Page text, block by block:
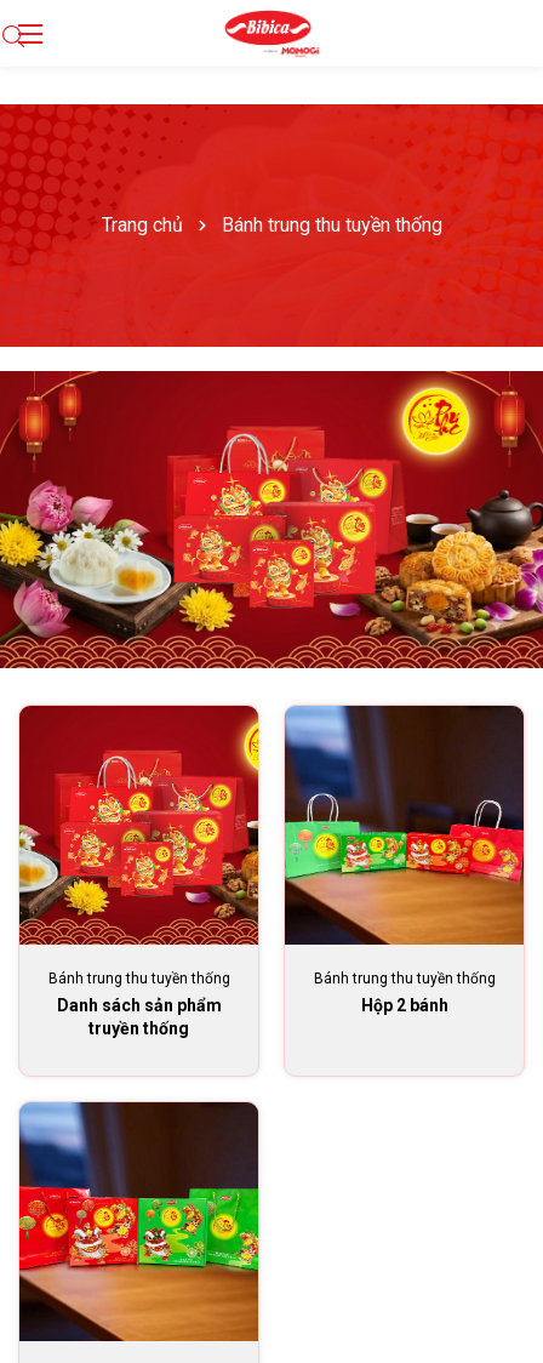
Trang chủ Bánh trung thu tuyền thống
Bánh trung thu tuyền thống
Danh sách sản phẩm
truyền thống
Bánh trung thu tuyền thống
Hộp 2 bánh